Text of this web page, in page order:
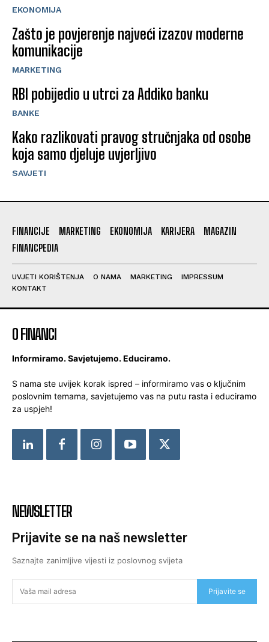
EKONOMIJA
Zašto je povjerenje najveći izazov moderne
komunikacije
MARKETING
RBI pobijedio u utrci za Addiko banku
BANKE
Kako razlikovati pravog stručnjaka od osobe
koja samo djeluje uvjerljivo
SAVJETI
FINANCIJE MARKETING EKONOMIJA KARIJERA
MAGAZIN
FINANCPEDIA
UVJETI KORIŠTENJA O NAMA MARKETING
IMPRESSUM
KONTAKT
O FINANCI
Informiramo. Savjetujemo. Educiramo.
S nama ste uvijek korak ispred – informiramo vas o ključnim
poslovnim temama, savjetujemo vas na putu rasta i educiramo
za uspjeh!
NEWSLETTER
Prijavite se na naš newsletter
Saznajte zanimljive vijesti iz poslovnog svijeta
Prijavite se